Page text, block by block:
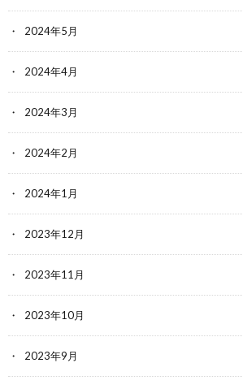
2024年5月
2024年4月
2024年3月
2024年2月
2024年1月
2023年12月
2023年11月
2023年10月
2023年9月